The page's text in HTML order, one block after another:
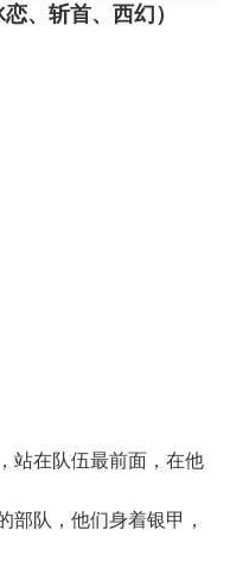
、斩首、西幻）
在队伍最前面，在他
部队，他们身着银甲，